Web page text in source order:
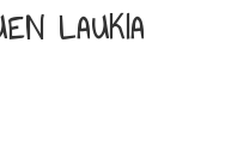
LAUKIA